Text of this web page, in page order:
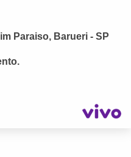
Paraiso, Barueri - SP